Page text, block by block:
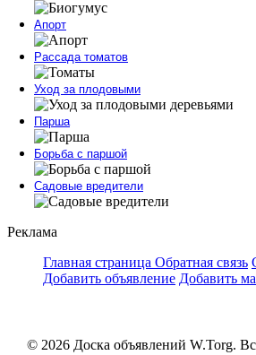
Апорт
Рассада томатов
Уход за плодовыми
Парша
Борьба с паршой
Садовые вредители
Реклама
Главная страница Обратная связь
Добавить объявление Добавить
© 2026 Доска объявлений W.Torg.